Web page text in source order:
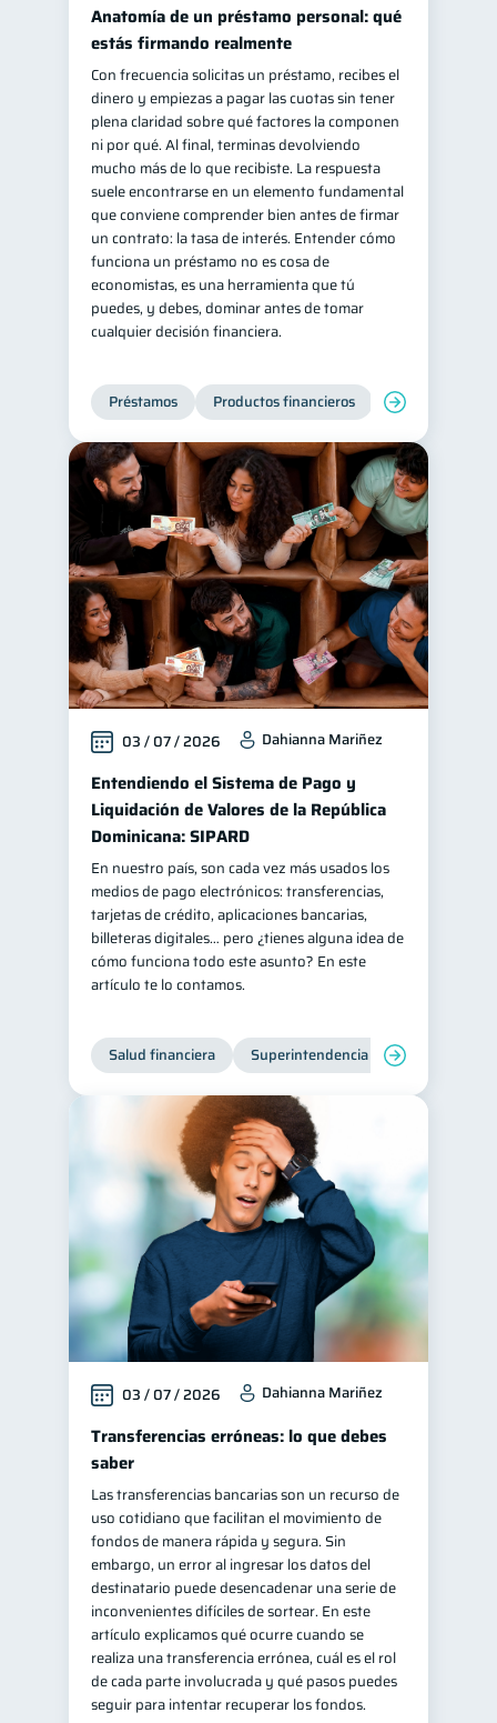
Salud financiera 12
Productos financieros 11
Organización Financiera 10
Deudas 10
Entidad financiera
Préstamos 8 Ahorro 8
Consejos
Tarjeta de crédito 6
Historial crediticio
Ciberseguridad 5
Derechos & Deberes 4
Vacaciones 2
Criptomonedas 2
Cuenta Abandonada 2
Inversiones 2
Finanzas Personales 1
Finanzas en Pareja 1
Educación Financiera 1
Mipymes 1
Salud mental ahorro 1
Retiro 1 Doble sueldo
Gasto responsable 1
información financiera
Anatomía de un préstamo personal: qué
estás firmando realmente
Con frecuencia solicitas un préstamo, recibes el
dinero y empiezas a pagar las cuotas sin tener
plena claridad sobre qué factores la componen
ni por qué. Al final, terminas devolviendo
mucho más de lo que recibiste. La respuesta
suele encontrarse en un elemento fundamental
que conviene comprender bien antes de firmar
un contrato: la tasa de interés. Entender cómo
funciona un préstamo no es cosa de
economistas, es una herramienta que tú
puedes, y debes, dominar antes de tomar
cualquier decisión financiera.
Préstamos Productos financieros Manejo de
03 / 07 / 2026 Dahianna Mariñez
Entendiendo el Sistema de Pago y
Liquidación de Valores de la República
Dominicana: SIPARD
En nuestro país, son cada vez más usados los
medios de pago electrónicos: transferencias,
tarjetas de crédito, aplicaciones bancarias,
billeteras digitales… pero ¿tienes alguna idea de
cómo funciona todo este asunto? En este
artículo te lo contamos.
Salud financiera Superintendencia de Bancos
03 / 07 / 2026 Dahianna Mariñez
Transferencias erróneas: lo que debes
saber
Las transferencias bancarias son un recurso de
uso cotidiano que facilitan el movimiento de
fondos de manera rápida y segura. Sin
embargo, un error al ingresar los datos del
destinatario puede desencadenar una serie de
inconvenientes difíciles de sortear. En este
artículo explicamos qué ocurre cuando se
realiza una transferencia errónea, cuál es el rol
de cada parte involucrada y qué pasos puedes
seguir para intentar recuperar los fondos.